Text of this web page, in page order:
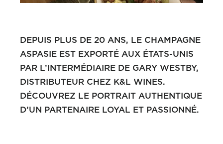
DEPUIS PLUS DE 20 ANS, LE CHAMPAGNE
ASPASIE EST EXPORTÉ AUX ÉTATS-UNIS
PAR L’INTERMÉDIAIRE DE GARY WESTBY,
DISTRIBUTEUR CHEZ K&L WINES.
DÉCOUVREZ LE PORTRAIT AUTHENTIQUE
D’UN PARTENAIRE LOYAL ET PASSIONNÉ.